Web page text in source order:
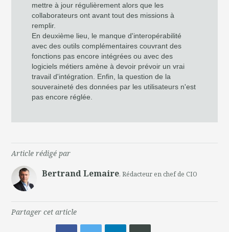
mettre à jour régulièrement alors que les
collaborateurs ont avant tout des missions à
remplir.
En deuxième lieu, le manque d'interopérabilité
avec des outils complémentaires couvrant des
fonctions pas encore intégrées ou avec des
logiciels métiers amène à devoir prévoir un vrai
travail d'intégration. Enfin, la question de la
souveraineté des données par les utilisateurs n'est
pas encore réglée.
Article rédigé par
Bertrand Lemaire, Rédacteur en chef de CIO
Partager cet article